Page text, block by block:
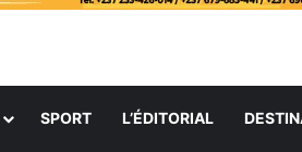
SPORT L’ÉDITORIAL